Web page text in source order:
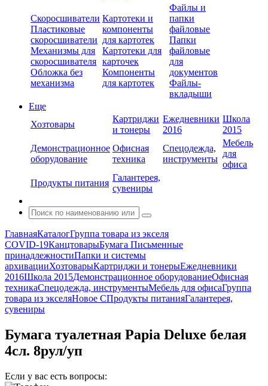
Скоросшиватели
Пластиковые
скоросшиватели
Механизмы для
скоросшивателя
Обложка без
механизма
Картотеки и
компоненты
для картотек
Картотеки для
карточек
Компоненты
для картотек
Файлы и
папки
файловые
Папки
файловые
для
документов
Файлы-
вкладыши
Еще
Хозтовары
Картриджи
и тонеры
Ежедневники
2016
Школа
2015
Демонстрационное
оборудование
Офисная
техника
Спецодежда,
инструменты
Мебель
для
офиса
Продукты питания
Галантерея,
сувениры
ГлавнаяКаталогГруппа товара из экселя
COVID-19КанцтоварыБумага Письменные
принадлежностиПапки и системы
архивацииХозтоварыКартриджи и тонерыЕжедневники
2016Школа 2015Демонстрационное оборудованиеОфисная
техникаСпецодежда, инструментыМебель для офисаГруппа
товара из экселяНовое СПродукты питанияГалантерея,
сувениры
Бумага туалетная Papia Deluxe белая
4сл. 8рул/уп
Если у вас есть вопросы: